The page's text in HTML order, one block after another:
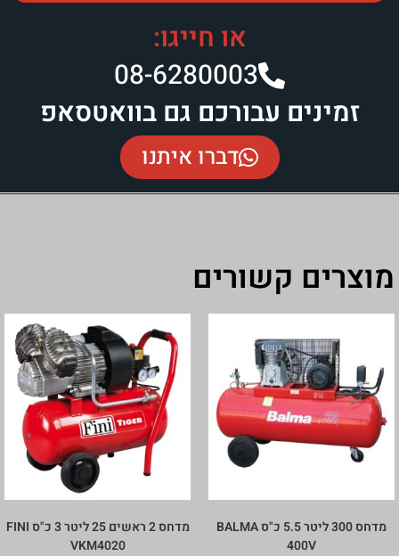
או חייגו:
08-6280003​
זמינים עבורכם גם בוואטסאפ
דברו איתנו
מוצרים קשורים
מדחס 300 ליטר 5.5 כ"ס BALMA
400V
מדחס 2 ראשים 25 ליטר 3 כ"ס FINI
VKM4020